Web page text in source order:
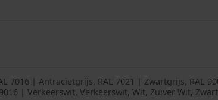
7016 | Antracietgrijs, RAL 7021 | Zwartgrijs, RAL
| Verkeerswit, Verkeerswit, Wit, Zuiver Wit,